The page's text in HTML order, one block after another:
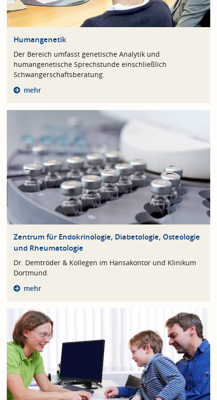
Humangenetik
Der Bereich umfasst genetische Analytik und
humangenetische Sprechstunde einschließlich
Schwangerschaftsberatung.
mehr
Zentrum für Endokrinologie, Diabetologie, Osteologie
und Rheumatologie
Dr. Demtröder & Kollegen im Hansakontor und Klinikum
Dortmund.
mehr